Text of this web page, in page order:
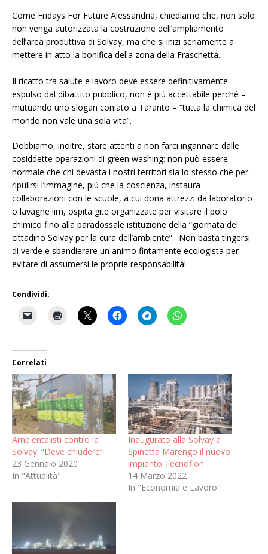
Come Fridays For Future Alessandria, chiediamo che, non solo
non venga autorizzata la costruzione dell’ampliamento
dell’area produttiva di Solvay, ma che si inizi seriamente a
mettere in atto la bonifica della zona della Fraschetta.
Il ricatto tra salute e lavoro deve essere definitivamente
espulso dal dibattito pubblico, non è più accettabile perché –
mutuando uno slogan coniato a Taranto – “tutta la chimica del
mondo non vale una sola vita”.
Dobbiamo, inoltre, stare attenti a non farci ingannare dalle
cosiddette operazioni di green washing: non può essere
normale che chi devasta i nostri territori sia lo stesso che per
ripulirsi l’immagine, più che la coscienza, instaura
collaborazioni con le scuole, a cui dona attrezzi da laboratorio
o lavagne lim, ospita gite organizzate per visitare il polo
chimico fino alla paradossale istituzione della “giornata del
cittadino Solvay per la cura dell’ambiente”. Non basta tingersi
di verde e sbandierare un animo fintamente ecologista per
evitare di assumersi le proprie responsabilità!
Condividi:
Correlati
Ambientalisti contro la
Solvay: “Deve chiudere”
23 Gennaio 2020
In "Attualità"
Inaugurato alla Solvay a
Spinetta Marengo il nuovo
impianto Tecnoflon
14 Marzo 2022
In "Economia e Lavoro"